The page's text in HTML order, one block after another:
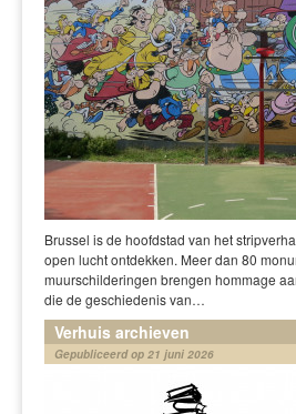
Brussel is de hoofdstad van het
open lucht ontdekken. Meer dan 80
muurschilderingen brengen hommage
die de geschiedenis van…
Verhuis archieven
Gepubliceerd op 21 juni 2026